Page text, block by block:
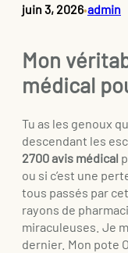
juin 3, 2026•admin
Mon
médical
Tu as les genoux
descendant les
2700 avis médical
ou si c’est une
tous passés par
rayons de
miraculeuses. Je
dernier. Mon pote